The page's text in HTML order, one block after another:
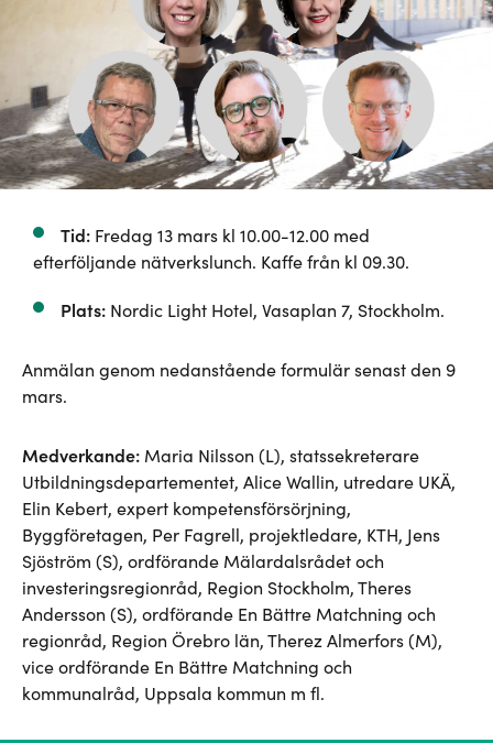
Tid: Fredag 13 mars kl 10.00-12.00 med
efterföljande nätverkslunch. Kaffe från kl 09.30.
Plats: Nordic Light Hotel, Vasaplan 7, Stockholm.
Anmälan genom nedanstående formulär senast den 9
mars.
Medverkande: Maria Nilsson (L), statssekreterare
Utbildningsdepartementet, Alice Wallin, utredare UKÄ,
Elin Kebert, expert kompetensförsörjning,
Byggföretagen, Per Fagrell, projektledare, KTH, Jens
Sjöström (S), ordförande Mälardalsrådet och
investeringsregionråd, Region Stockholm, Theres
Andersson (S), ordförande En Bättre Matchning och
regionråd, Region Örebro län, Therez Almerfors (M),
vice ordförande En Bättre Matchning och
kommunalråd, Uppsala kommun m fl.